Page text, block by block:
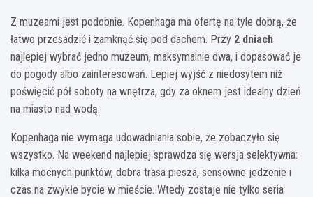
Z muzeami jest podobnie. Kopenhaga ma ofertę na tyle dobrą, że
łatwo przesadzić i zamknąć się pod dachem. Przy 2 dniach
najlepiej wybrać jedno muzeum, maksymalnie dwa, i dopasować je
do pogody albo zainteresowań. Lepiej wyjść z niedosytem niż
poświęcić pół soboty na wnętrza, gdy za oknem jest idealny dzień
na miasto nad wodą.
Kopenhaga nie wymaga udowadniania sobie, że zobaczyło się
wszystko. Na weekend najlepiej sprawdza się wersja selektywna:
kilka mocnych punktów, dobra trasa piesza, sensowne jedzenie i
czas na zwykłe bycie w mieście. Wtedy zostaje nie tylko seria